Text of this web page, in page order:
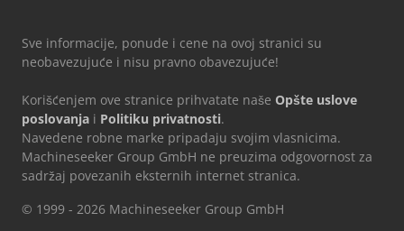
Sve informacije, ponude i cene na ovoj stranici su
neobavezujuće i nisu pravno obavezujuće!
Korišćenjem ove stranice prihvatate naše Opšte uslove
poslovanja i Politiku privatnosti.
Navedene robne marke pripadaju svojim vlasnicima.
Machineseeker Group GmbH ne preuzima odgovornost za
sadržaj povezanih eksternih internet stranica.
© 1999 - 2026 Machineseeker Group GmbH